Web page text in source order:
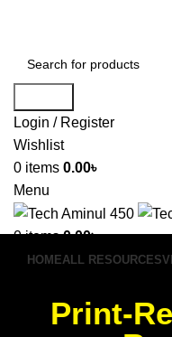
Login / Register
Wishlist
0 items 0.00৳
Menu
0items 0.00৳
HOMEALL RESOURCES
Print-